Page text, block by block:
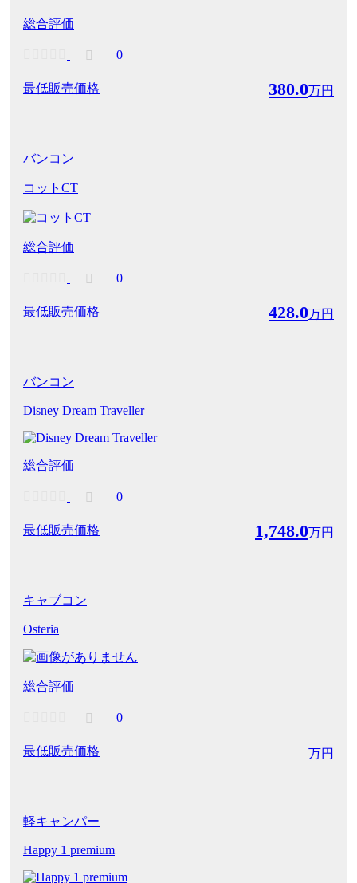
総合評価
0
最低販売価格 380.0万円
バンコン
コットCT
総合評価
0
最低販売価格 428.0万円
バンコン
Disney Dream Traveller
総合評価
0
最低販売価格 1,748.0万円
キャブコン
Osteria
総合評価
0
最低販売価格 万円
軽キャンパー
Happy 1 premium